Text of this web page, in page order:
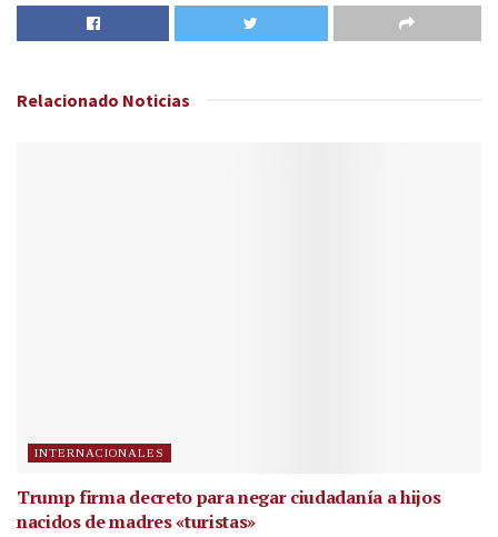
Relacionado Noticias
INTERNACIONALES
Trump firma decreto para negar ciudadanía a hijos
nacidos de madres «turistas»